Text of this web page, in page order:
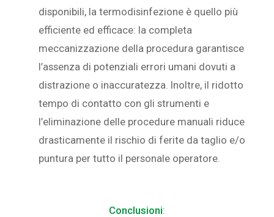
disponibili, la termodisinfezione è quello più
efficiente ed efficace: la completa
meccanizzazione della procedura garantisce
l’assenza di potenziali errori umani dovuti a
distrazione o inaccuratezza. Inoltre, il ridotto
tempo di contatto con gli strumenti e
l’eliminazione delle procedure manuali riduce
drasticamente il rischio di ferite da taglio e/o
puntura per tutto il personale operatore.
Conclusioni: